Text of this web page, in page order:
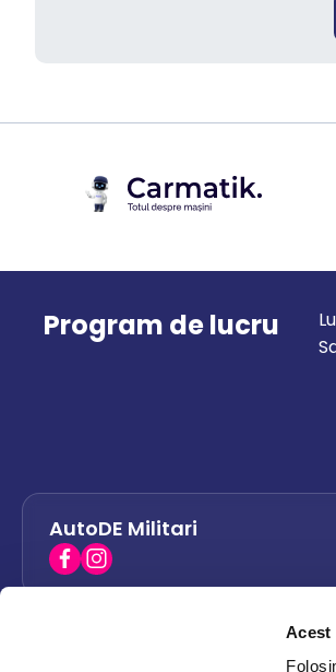
Acest
Program de lucru
AutoDE Militari